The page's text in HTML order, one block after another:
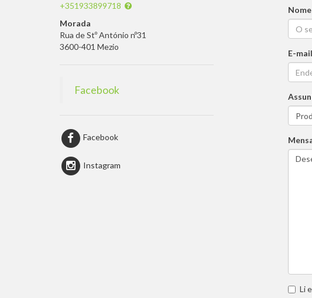
+351933899718
Morada
Rua de Stº António nº31
3600-401 Mezio
Facebook
Facebook
Instagram
Nome
E-mail
Li